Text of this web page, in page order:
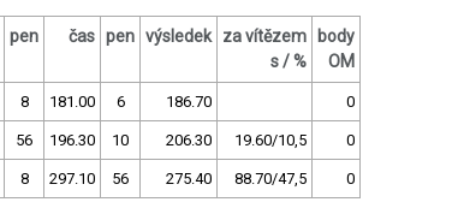
pen čas pen výsledek
za vítězem
s / %
body
OM
8 181.00 6 186.70 0
56 196.30 10 206.30 19.60/10,5 0
8 297.10 56 275.40 88.70/47,5 0